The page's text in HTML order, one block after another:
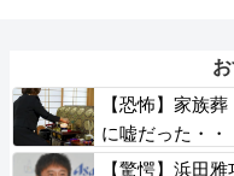
【恐怖】家族
に嘘だった・・
【驚愕】浜田